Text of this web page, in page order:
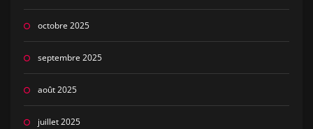
octobre 2025
septembre 2025
août 2025
juillet 2025